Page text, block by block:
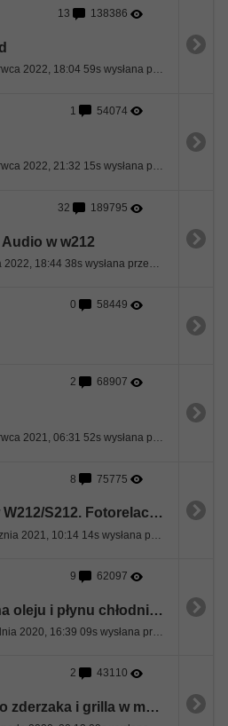
13 138386
Ostatnia wiadomość: 17 Czerwca 2022, 18:04 59s wysłana przez kicinsky23@gmail.com
1 54074
Ostatnia wiadomość: 06 Czerwca 2022, 21:32 15s wysłana przez Delosk8
32 189795
w w212
0 58449
2 68907
Ostatnia wiadomość: 22 Czerwca 2021, 06:31 52s wysłana przez Marik
8 75775
Wymiana miechów w W212/S212. Fotorelacja ;)
9 62097
Samodzielna wymiana oleju i płynu chłodniczego
Ostatnia wiadomość: 05 Grudnia 2020, 16:39 09s wysłana przez Mateusz
2 43110
Demontaż przedniego zderzaka i grilla w mercedesie e212